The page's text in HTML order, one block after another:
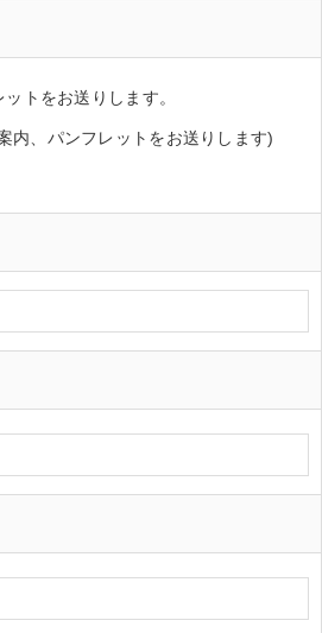
トをお送りします。
内、パンフレットをお送りします)